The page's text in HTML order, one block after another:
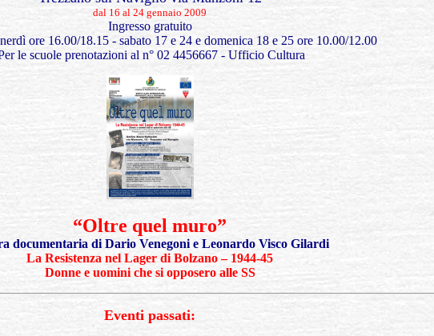
dal 16 al 24 gennaio 2009
Ingresso gratuito
ore 16.00/18.15 - sabato 17 e 24 e domenica 18 e 25 ore 10.00/12.00
le scuole prenotazioni al n° 02 4456667 - Ufficio Cultura
“Oltre quel muro”
documentaria di Dario Venegoni e Leonardo Visco Gilardi
La Resistenza nel Lager di Bolzano – 1944-45
Donne e uomini che si opposero alle SS
Eventi passati: